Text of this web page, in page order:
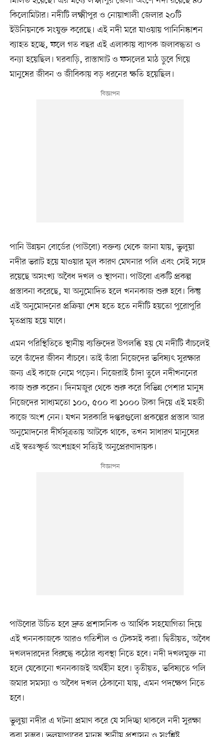
কিলোমিটার। নদীটি লক্ষ্মীপুর ও নোয়াখালী জেলার ২০টি
ইউনিয়নকে সংযুক্ত করেছে। এই নদী মরে যাওয়ায় পানিনিষ্কাশন
ব্যাহত হচ্ছে, ফলে গত বছর এই এলাকায় ব্যাপক জলাবদ্ধতা ও
বন্যা হয়েছিল। ঘরবাড়ি, রাস্তাঘাট ও ফসলের মাঠ ডুবে গিয়ে
মানুষের জীবন ও জীবিকায় বড় ধরনের ক্ষতি হয়েছিল।
পানি উন্নয়ন বোর্ডের (পাউবো) বক্তব্য থেকে জানা যায়, ভুলুয়া
নদীর ভরাট হয়ে যাওয়ার মূল কারণ মেঘনার পলি এবং সেই সঙ্গে
রয়েছে অসংখ্য অবৈধ দখল ও স্থাপনা। পাউবো একটি প্রকল্প
প্রস্তাবনা করেছে, যা অনুমোদিত হলে খননকাজ শুরু হবে। কিন্তু
এই অনুমোদনের প্রক্রিয়া শেষ হতে হতে নদীটি হয়তো পুরোপুরি
মৃতপ্রায় হয়ে যাবে।
এমন পরিস্থিতিতে স্থানীয় ব্যক্তিদের উপলব্ধি হয় যে নদীটি বাঁচলেই
তবে তাঁদের জীবন বাঁচবে। তাই তাঁরা নিজেদের ভবিষ্যৎ সুরক্ষার
জন্য এই কাজে নেমে পড়েন। নিজেরাই চাঁদা তুলে নদীখননের
কাজ শুরু করেন। দিনমজুর থেকে শুরু করে বিভিন্ন পেশার মানুষ
নিজেদের সাধ্যমতো ১০০, ৫০০ বা ১০০০ টাকা দিয়ে এই মহতী
কাজে অংশ নেন। যখন সরকারি দপ্তরগুলো প্রকল্পের প্রস্তাব আর
অনুমোদনের দীর্ঘসূত্রতায় আটকে থাকে, তখন সাধারণ মানুষের
এই স্বতঃস্ফূর্ত অংশগ্রহণ সত্যিই অনুপ্রেরণাদায়ক।
পাউবোর উচিত হবে দ্রুত প্রশাসনিক ও আর্থিক সহযোগিতা দিয়ে
এই খননকাজকে আরও গতিশীল ও টেকসই করা। দ্বিতীয়ত, অবৈধ
দখলদারদের বিরুদ্ধে কঠোর ব্যবস্থা নিতে হবে। নদী দখলমুক্ত না
হলে যেকোনো খননকাজই অর্থহীন হবে। তৃতীয়ত, ভবিষ্যতে পলি
জমার সমস্যা ও অবৈধ দখল ঠেকানো যায়, এমন পদক্ষেপ নিতে
হবে।
ভুলুয়া নদীর এ ঘটনা প্রমাণ করে যে সদিচ্ছা থাকলে নদী সুরক্ষা